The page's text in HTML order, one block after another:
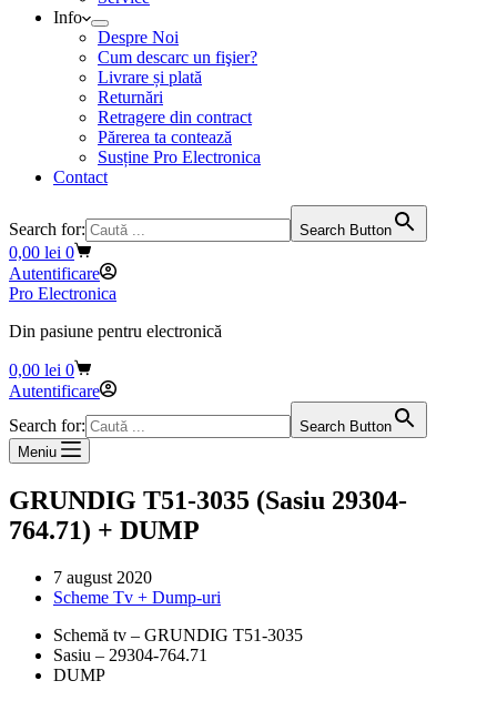
Info
Despre Noi
Cum descarc un fişier?
Livrare și plată
Returnări
Retragere din contract
Părerea ta contează
Susține Pro Electronica
Contact
Search for: Search Button
Coș
de
cumpărături
0,00 lei 0
Autentificare
Pro Electronica
Din pasiune pentru electronică
Coș
de
0,00 lei 0
Autentificare
Search for:
Search Button
Meniu
GRUNDIG T51-3035 (Sasiu 29304-
764.71) + DUMP
7 august 2020
Scheme Tv + Dump-uri
Schemă tv – GRUNDIG T51-3035
Sasiu – 29304-764.71
DUMP